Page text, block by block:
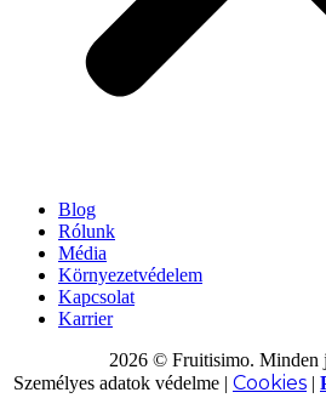
Blog
Rólunk
Média
Környezetvédelem
Kapcsolat
Karrier
2026 © Fruitisimo. Minden
Személyes adatok védelme | Cookies |